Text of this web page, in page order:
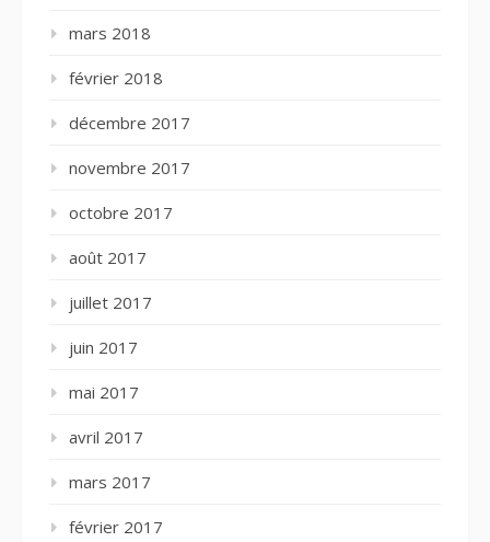
mars 2018
février 2018
décembre 2017
novembre 2017
octobre 2017
août 2017
juillet 2017
juin 2017
mai 2017
avril 2017
mars 2017
février 2017